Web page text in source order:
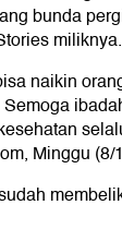
bunda
miliknya.
naikin
Minggu (8/